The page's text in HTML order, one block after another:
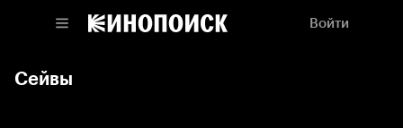
Войти
Сейвы